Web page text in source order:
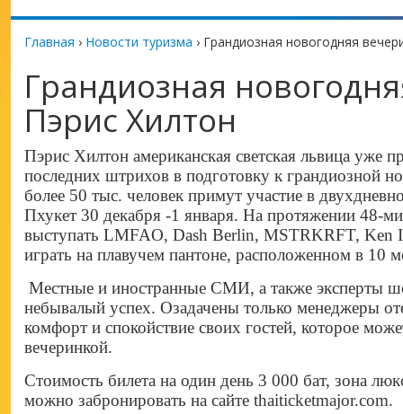
Главная › Новости туризма › Грандиозная новогодняя
Грандиозная
Пэрис Хилтон
Пэрис Хилтон американская светская львица уже
последних штрихов в подготовку к грандиозной
более 50 тыс. человек примут участие в
Пхукет 30 декабря -1 января. На протяжении 48-
выступать LMFAO, Dash Berlin, MSTRKRFT, Ken
играть на плавучем пантоне, расположенном в 10
Местные и иностранные СМИ, а также эксперты
небывалый успех. Озадачены только менеджеры
комфорт и спокойствие своих гостей, которое
вечеринкой.
Стоимость билета на один день 3 000 бат, зона
можно забронировать на сайте thaiticketmajor.com.